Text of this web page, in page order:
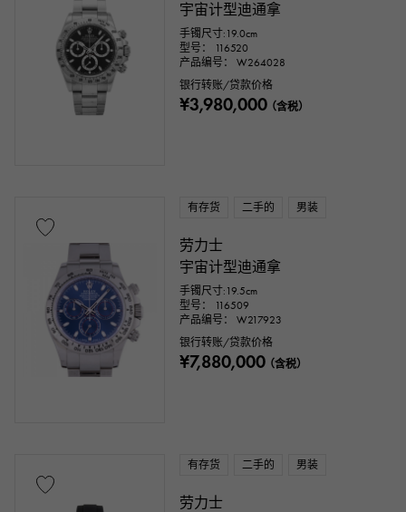
宇宙计型迪通拿
手镯尺寸:19.0cm
型号： 116520
产品编号： W264028
银行转账/贷款价格
¥3,980,000（含税）
有存货 二手的 男装
劳力士
宇宙计型迪通拿
手镯尺寸:19.5cm
型号： 116509
产品编号： W217923
银行转账/贷款价格
¥7,880,000（含税）
有存货 二手的 男装
劳力士